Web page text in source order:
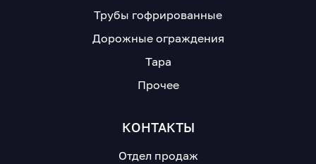
Трубы гофрированные
Дорожные ограждения
Тара
Прочее
КОНТАКТЫ
Отдел продаж